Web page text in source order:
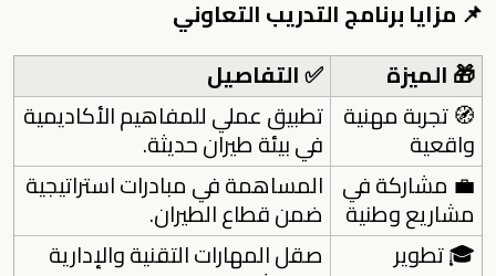
📌 مزايا برنامج التدريب التعاوني
🎁 الميزة
✅ التفاصيل
🧭 تجربة مهنية
واقعية
تطبيق عملي للمفاهيم الأكاديمية
في بيئة طيران حديثة.
💼 مشاركة في
مشاريع وطنية
المساهمة في مبادرات استراتيجية
ضمن قطاع الطيران.
🎓 تطوير
صقل المهارات التقنية والإدارية